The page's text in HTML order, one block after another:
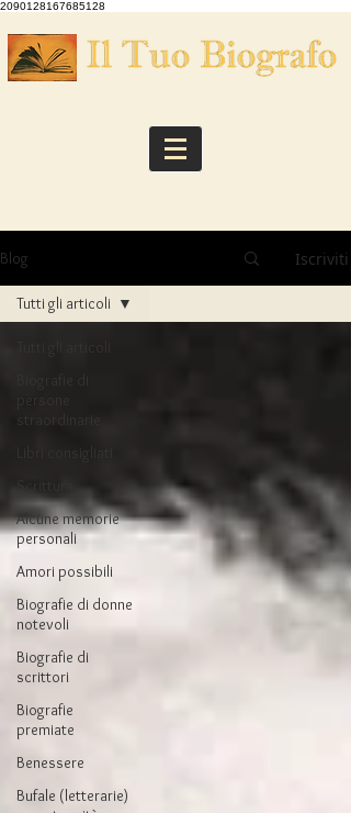
2090128167685128
Blog Iscriviti
Alcune memorie
personali
Amori possibili
Biografie di donne
notevoli
Biografie di
scrittori
Biografie
premiate
Benessere
Bufale (letterarie)
Tutti gli articoli